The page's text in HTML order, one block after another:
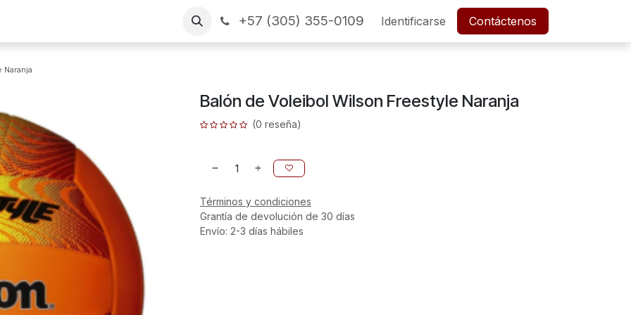
CONTÁCTENOS Financiamiento SERVICIO POSTVENTA Empleos
+57 (305) 355-0109 Identificarse Contáctenos
Balón de Voleibol Wilson Freestyle Naranja
(0 reseña)
Términos y condiciones
Grantía de devolución de 30 días
Envío: 2-3 días hábiles